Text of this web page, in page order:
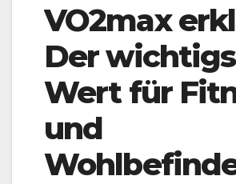
VO2max
Der
Wert für
und